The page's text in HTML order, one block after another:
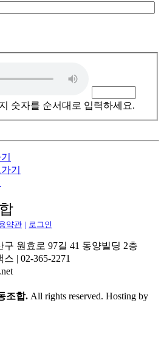
숫자를 순서대로 입력하세요.
약관 | 로그인
구 원효로 97길 41 동양빌딩 2층
| 02-365-2271
조합. All rights reserved. Hosting by